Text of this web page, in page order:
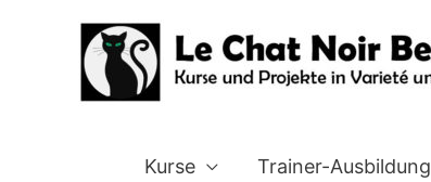
Kurse Trainer-Ausbildung